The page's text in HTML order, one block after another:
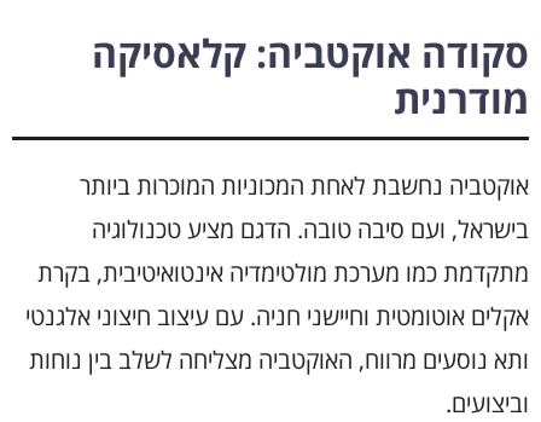
סקודה אוקטביה: קלאסיקה
מודרנית
אוקטביה נחשבת לאחת המכוניות המוכרות ביותר
בישראל, ועם סיבה טובה. הדגם מציע טכנולוגיה
מתקדמת כמו מערכת מולטימדיה אינטואיטיבית, בקרת
אקלים אוטומטית וחיישני חניה. עם עיצוב חיצוני אלגנטי
ותא נוסעים מרווח, האוקטביה מצליחה לשלב בין נוחות
וביצועים.